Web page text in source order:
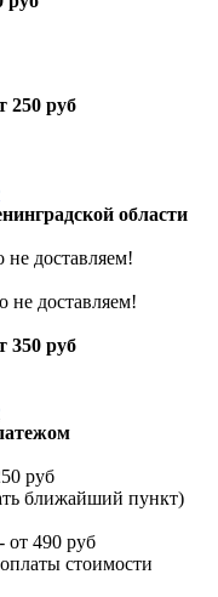
250 руб
области
доставляем!
не доставляем!
350 руб
руб
ближайший пункт)
от 490 руб
стоимости